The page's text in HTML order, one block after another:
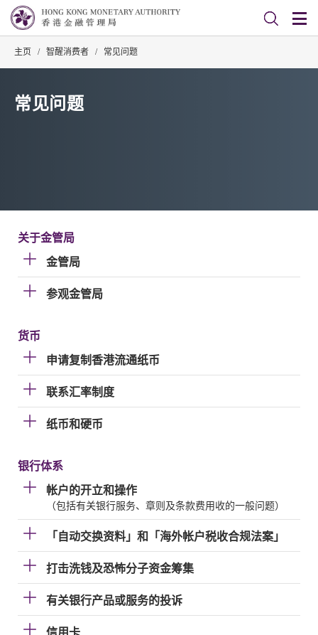
主页 / 智醒消费者 / 常见问题
常见问题
关于金管局
金管局
参观金管局
货币
申请复制香港流通纸币
联系汇率制度
纸币和硬币
银行体系
帐户的开立和操作
（包括有关银行服务、章则及条款费用收的一般问题）
「自动交换资料」和「海外帐户税收合规法案」
打击洗钱及恐怖分子资金筹集
有关银行产品或服务的投诉
信用卡